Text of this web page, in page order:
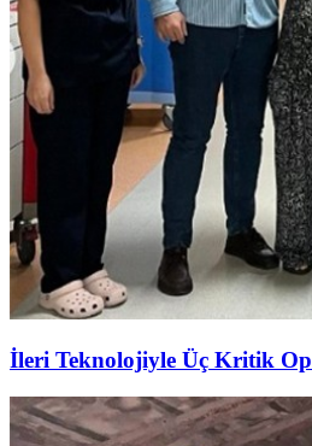
İleri Teknolojiyle Üç Kritik